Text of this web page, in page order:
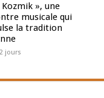
Kozmik », une
musicale qui
la tradition
jours